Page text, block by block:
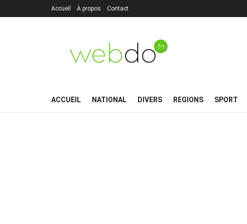
Accueil À propos Contact
ACCUEIL NATIONAL DIVERS REGIONS SPORT